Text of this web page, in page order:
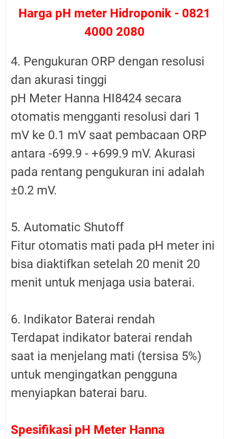
Harga pH meter Hidroponik - 0821
4000 2080
4. Pengukuran ORP dengan resolusi
dan akurasi tinggi
pH Meter Hanna HI8424 secara
otomatis mengganti resolusi dari 1
mV ke 0.1 mV saat pembacaan ORP
antara -699.9 - +699.9 mV. Akurasi
pada rentang pengukuran ini adalah
±0.2 mV.
5. Automatic Shutoff
Fitur otomatis mati pada pH meter ini
bisa diaktifkan setelah 20 menit 20
menit untuk menjaga usia baterai.
6. Indikator Baterai rendah
Terdapat indikator baterai rendah
saat ia menjelang mati (tersisa 5%)
untuk mengingatkan pengguna
menyiapkan baterai baru.
Spesifikasi pH Meter Hanna